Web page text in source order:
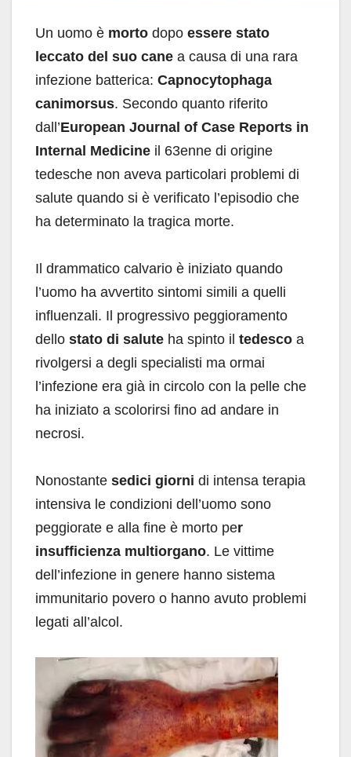
Un uomo è morto dopo essere stato
leccato del suo cane a causa di una rara
infezione batterica: Capnocytophaga
canimorsus. Secondo quanto riferito
dall’European Journal of Case Reports in
Internal Medicine il 63enne di origine
tedesche non aveva particolari problemi di
salute quando si è verificato l’episodio che
ha determinato la tragica morte.
Il drammatico calvario è iniziato quando
l’uomo ha avvertito sintomi simili a quelli
influenzali. Il progressivo peggioramento
dello stato di salute ha spinto il tedesco a
rivolgersi a degli specialisti ma ormai
l’infezione era già in circolo con la pelle che
ha iniziato a scolorirsi fino ad andare in
necrosi.
Nonostante sedici giorni di intensa terapia
intensiva le condizioni dell’uomo sono
peggiorate e alla fine è morto per
insufficienza multiorgano. Le vittime
dell’infezione in genere hanno sistema
immunitario povero o hanno avuto problemi
legati all’alcol.